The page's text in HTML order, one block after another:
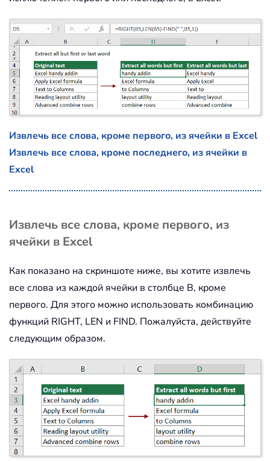
Извлечь все слова, кроме первого, из ячейки в Excel
Извлечь все слова, кроме последнего, из ячейки в
Excel
Извлечь все слова, кроме первого, из
ячейки в Excel
Как показано на скриншоте ниже, вы хотите извлечь
все слова из каждой ячейки в столбце B, кроме
первого. Для этого можно использовать комбинацию
функций RIGHT, LEN и FIND. Пожалуйста, действуйте
следующим образом.